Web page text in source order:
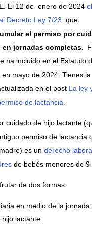
El 12 de enero de 2024
Decreto Ley 7/23 que
el permiso por
jornadas completas.
ha incluido en el Estatuto
mayo de 2024. Tienes la
en el post La ley
de lactancia.
cuidado de hijo lactante
permiso de lactancia
es un derecho
de bebés menores de 9
de dos formas:
en medio de la jornada
lactante